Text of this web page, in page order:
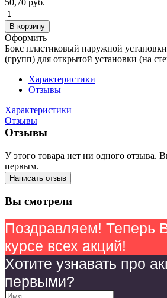
В корзину
Оформить
Бокс пластиковый наружной
(групп) для открытой установки (на
Характеристики
Отзывы
Характеристики
Отзывы
Отзывы
У этого товара нет ни одного отзыва.
первым.
Написать отзыв
Вы смотрели
Поздравляем! Теперь
курсе всех акций!
Хотите узнавать про
первыми?